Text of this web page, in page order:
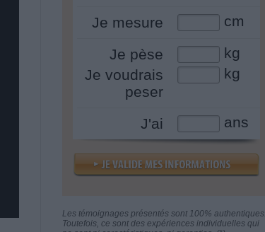
Je mesure cm
Je pèse
kg
Je voudrais
peser
kg
J'ai ans
Les témoignages présentés sont 100% authentiques.
Toutefois, ce sont des expériences individuelles qui